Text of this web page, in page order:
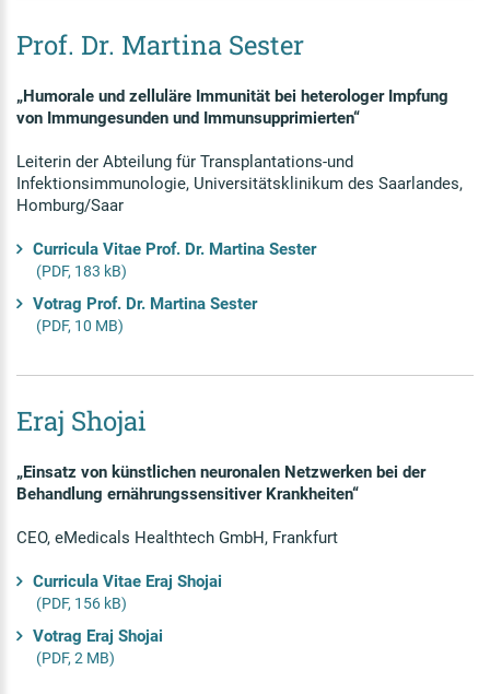
Prof. Dr. Martina Sester
„Humorale und zelluläre Immunität bei heterologer Impfung
von Immungesunden und Immunsupprimierten“
Leiterin der Abteilung für Transplantations-und
Infektionsimmunologie, Universitätsklinikum des Saarlandes,
Homburg/Saar
Curricula Vitae Prof. Dr. Martina Sester
(PDF, 183 kB)
Votrag Prof. Dr. Martina Sester
(PDF, 10 MB)
Eraj Shojai
„Einsatz von künstlichen neuronalen Netzwerken bei der
Behandlung ernährungssensitiver Krankheiten“
CEO, eMedicals Healthtech GmbH, Frankfurt
Curricula Vitae Eraj Shojai
(PDF, 156 kB)
Votrag Eraj Shojai
(PDF, 2 MB)